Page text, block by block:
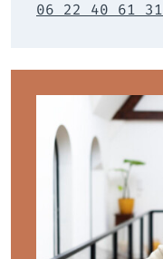
06 22 40 61 31